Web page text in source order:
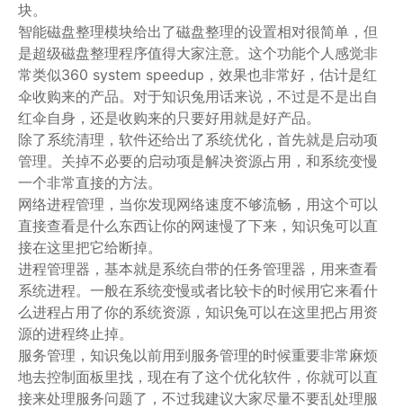
块。
智能磁盘整理模块给出了磁盘整理的设置相对很简单，但
是超级磁盘整理程序值得大家注意。这个功能个人感觉非
常类似360 system speedup，效果也非常好，估计是红
伞收购来的产品。对于知识兔用话来说，不过是不是出自
红伞自身，还是收购来的只要好用就是好产品。
除了系统清理，软件还给出了系统优化，首先就是启动项
管理。关掉不必要的启动项是解决资源占用，和系统变慢
一个非常直接的方法。
网络进程管理，当你发现网络速度不够流畅，用这个可以
直接查看是什么东西让你的网速慢了下来，知识兔可以直
接在这里把它给断掉。
进程管理器，基本就是系统自带的任务管理器，用来查看
系统进程。一般在系统变慢或者比较卡的时候用它来看什
么进程占用了你的系统资源，知识兔可以在这里把占用资
源的进程终止掉。
服务管理，知识兔以前用到服务管理的时候重要非常麻烦
地去控制面板里找，现在有了这个优化软件，你就可以直
接来处理服务问题了，不过我建议大家尽量不要乱处理服